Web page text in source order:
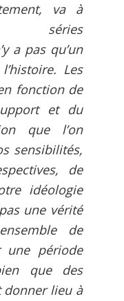
va à
séries
a pas qu’un
Les
fonction de
et du
que l’on
sensibilités,
de
idéologie
une vérité
de
une période
que des
donner lieu à